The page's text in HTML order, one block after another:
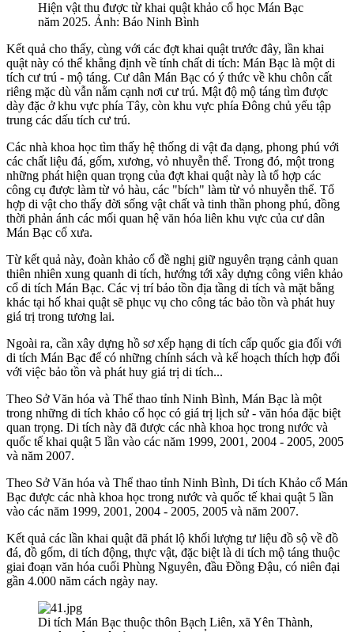
Hiện vật thu được từ khai quật khảo cổ học Mán Bạc
năm 2025. Ảnh: Báo Ninh Bình
Kết quả cho thấy, cùng với các đợt khai quật trước đây, lần khai
quật này có thể khẳng định về tính chất di tích: Mán Bạc là một di
tích cư trú - mộ táng. Cư dân Mán Bạc có ý thức về khu chôn cất
riêng mặc dù vẫn nằm cạnh nơi cư trú. Mật độ mộ táng tìm được
dày đặc ở khu vực phía Tây, còn khu vực phía Đông chủ yếu tập
trung các dấu tích cư trú.
Các nhà khoa học tìm thấy hệ thống di vật đa dạng, phong phú với
các chất liệu đá, gốm, xương, vỏ nhuyễn thể. Trong đó, một trong
những phát hiện quan trọng của đợt khai quật này là tổ hợp các
công cụ được làm từ vỏ hàu, các "bích" làm từ vỏ nhuyễn thể. Tổ
hợp di vật cho thấy đời sống vật chất và tinh thần phong phú, đồng
thời phản ánh các mối quan hệ văn hóa liên khu vực của cư dân
Mán Bạc cổ xưa.
Từ kết quả này, đoàn khảo cổ đề nghị giữ nguyên trạng cảnh quan
thiên nhiên xung quanh di tích, hướng tới xây dựng công viên khảo
cổ di tích Mán Bạc. Các vị trí bảo tồn địa tầng di tích và mặt bằng
khác tại hố khai quật sẽ phục vụ cho công tác bảo tồn và phát huy
giá trị trong tương lai.
Ngoài ra, cần xây dựng hồ sơ xếp hạng di tích cấp quốc gia đối với
di tích Mán Bạc để có những chính sách và kế hoạch thích hợp đối
với việc bảo tồn và phát huy giá trị di tích...
Theo Sở Văn hóa và Thể thao tỉnh Ninh Bình, Mán Bạc là một
trong những di tích khảo cổ học có giá trị lịch sử - văn hóa đặc biệt
quan trọng. Di tích này đã được các nhà khoa học trong nước và
quốc tế khai quật 5 lần vào các năm 1999, 2001, 2004 - 2005, 2005
và năm 2007.
Theo Sở Văn hóa và Thể thao tỉnh Ninh Bình, Di tích Khảo cổ Mán
Bạc được các nhà khoa học trong nước và quốc tế khai quật 5 lần
vào các năm 1999, 2001, 2004 - 2005, 2005 và năm 2007.
Kết quả các lần khai quật đã phát lộ khối lượng tư liệu đồ sộ về đồ
đá, đồ gốm, di tích động, thực vật, đặc biệt là di tích mộ táng thuộc
giai đoạn văn hóa cuối Phùng Nguyên, đầu Đồng Đậu, có niên đại
gần 4.000 năm cách ngày nay.
Di tích Mán Bạc thuộc thôn Bạch Liên, xã Yên Thành,